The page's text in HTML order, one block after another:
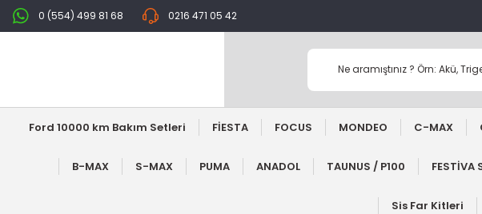
0 (554) 499 81 68 0216 471 05 42
Ford 10000 km Bakım Setleri FİESTA FOCUS MONDEO C-MAX
B-MAX S-MAX PUMA ANADOL TAUNUS / P100 FESTİVA
Sis Far Kitleri